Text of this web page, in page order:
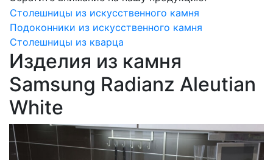
Столешницы из искусственного камня
Подоконники из искусственного камня
Столешницы из кварца
Изделия из камня
Samsung Radianz Aleutian
White